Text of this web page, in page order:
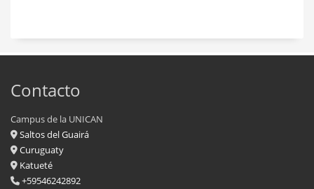
Contacto
Campus de la UNICAN
Saltos del Guairá
Curuguaty
Katueté
+59546242892